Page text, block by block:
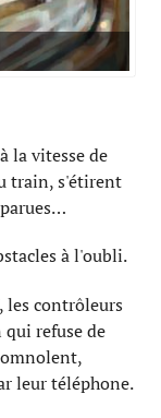
la vitesse de
train, s'étirent
à l'oubli.
les contrôleurs
refuse de
leur téléphone.